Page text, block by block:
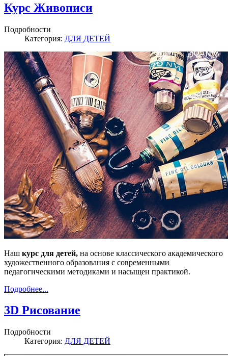
Курс Живописи
Подробности
Категория: ДЛЯ ДЕТЕЙ
Наш курс для детей, на основе классического академического
художественного образования с современными
педагогическими методиками и насыщен практикой.
Подробнее...
3D Рисование
Подробности
Категория: ДЛЯ ДЕТЕЙ